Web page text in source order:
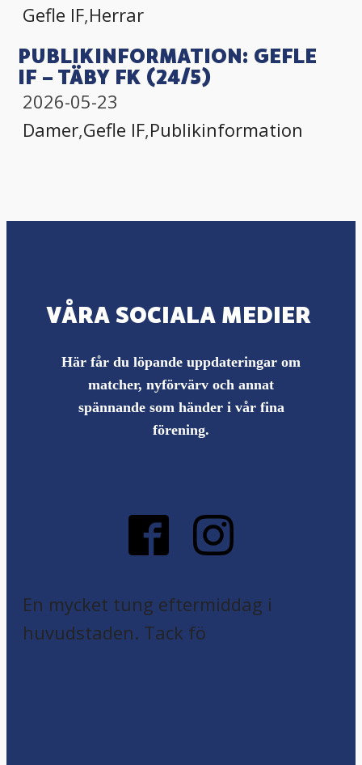
Gefle IF,Herrar
PUBLIKINFORMATION: GEFLE
IF – TÄBY FK (24/5)
2026-05-23
Damer,Gefle IF,Publikinformation
VÅRA SOCIALA MEDIER
Här får du löpande uppdateringar om
matcher, nyförvärv och annat
spännande som händer i vår fina
förening.
En mycket tung eftermiddag i
huvudstaden. Tack fö